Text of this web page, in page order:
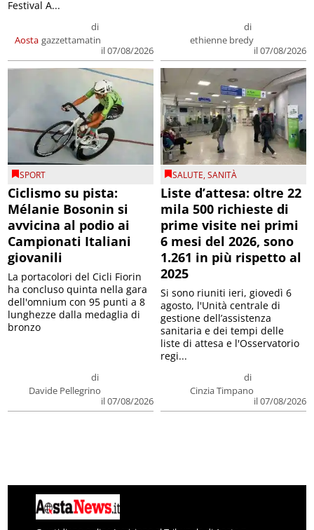
Aosta
di
gazzettamatin
il 07/08/2026
Festival A...
di
ethienne bredy
il 07/08/2026
SPORT
Ciclismo su pista:
Mélanie Bosonin si
avvicina al podio ai
Campionati Italiani
giovanili
di
Davide Pellegrino
il 07/08/2026
La portacolori del Cicli Fiorin
ha concluso quinta nella gara
dell'omnium con 95 punti a 8
lunghezze dalla medaglia di
bronzo
SALUTE,SANITÀ
Liste d’attesa: oltre 22
mila 500 richieste di
prime visite nei primi
6 mesi del 2026, sono
1.261 in più rispetto al
2025
di
Cinzia Timpano
il 07/08/2026
Si sono riuniti ieri, giovedì 6
agosto, l'Unità centrale di
gestione dell’assistenza
sanitaria e dei tempi delle
liste di attesa e l'Osservatorio
regi...